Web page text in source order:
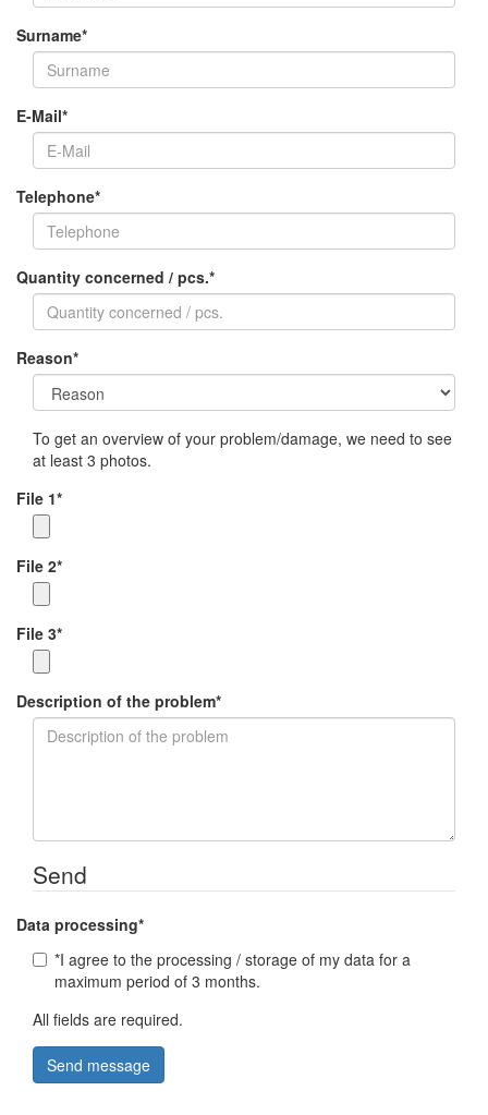
Surname*
E-Mail*
Telephone*
Quantity concerned / pcs.*
Reason*
To get an overview of your problem/damage, we need to see
at least 3 photos.
File 1*
File 2*
File 3*
Description of the problem*
Send
Data processing*
*I agree to the processing / storage of my data for a
maximum period of 3 months.
All fields are required.